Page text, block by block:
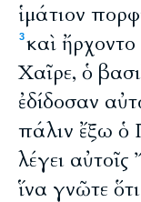
ἱμάτιον
3καὶ
Χαῖρε, ὁ
ἐδίδοσαν
πάλιν ἔξω ὁ
λέγει
ἵνα γνῶτε